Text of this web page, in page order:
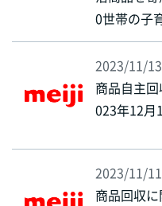
0世帯の子
2023/11/13
商品自主
023年12月
2023/11/11
商品回収